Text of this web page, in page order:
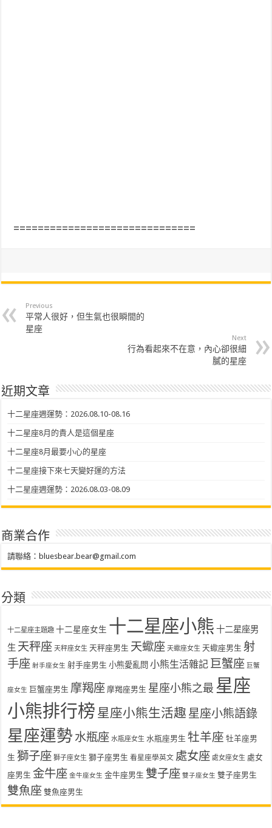
==============================
Previous
平常人很好，但生氣也很瞬間的
星座
Next
行為看起來不在意，內心卻很細
膩的星座
近期文章
十二星座週運勢：2026.08.10-08.16
十二星座8月的貴人是這個星座
十二星座8月最要小心的星座
十二星座接下來七天變好運的方法
十二星座週運勢：2026.08.03-08.09
商業合作
請聯絡： bluesbear.bear@gmail.com
分類
十二星座主題趣 十二星座女生 十二星座小熊 十二星座男
生 天秤座 天秤座女生 天秤座男生 天蠍座 天蠍座女生 天蠍座男生 射
手座 射手座女生 射手座男生 小熊愛亂問 小熊生活雜記 巨蟹座 巨蟹
座女生 巨蟹座男生 摩羯座 摩羯座男生 星座小熊之最 星座
小熊排行榜 星座小熊生活趣 星座小熊語錄
星座運勢 水瓶座 水瓶座女生 水瓶座男生 牡羊座 牡羊座男
生 獅子座 獅子座女生 獅子座男生 看星座學英文 處女座 處女座女生 處女
座男生 金牛座 金牛座女生 金牛座男生 雙子座 雙子座女生 雙子座男生
雙魚座 雙魚座男生